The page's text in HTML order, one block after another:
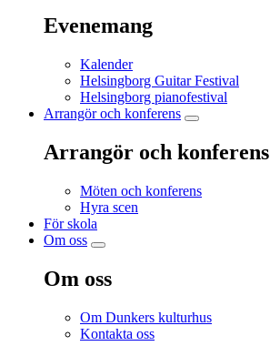
Evenemang
Kalender
Helsingborg Guitar Festival
Helsingborg pianofestival
Arrangör och konferens
Arrangör och konferens
Möten och konferens
Hyra scen
För skola
Om oss
Om oss
Om Dunkers kulturhus
Kontakta oss